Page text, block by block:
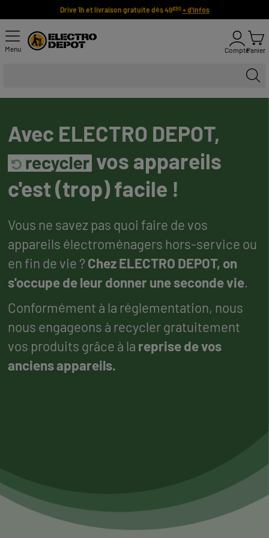
Drive 1h et livraison gratuite dès 49€90 + d'infos
Menu ComptePanier
Avec ELECTRO DEPOT,
vos appareils
c'est (trop) facile !
Vous ne savez pas quoi faire de vos
appareils électroménagers hors-service ou
en fin de vie ?Chez ELECTRO DEPOT, on
s'occupe de leur donner une seconde vie.
Conformément à la réglementation, nous
nous engageons à recycler gratuitement
vos produits grâce à la reprise de vos
anciens appareils.